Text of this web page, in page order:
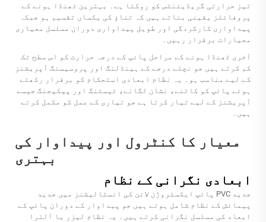
تیز حرارتی گریڈیئنٹس کو روکتا ہے۔ بہترین ٹھنڈا ہونے کے
پروفائلز یقینی بناتے ہیں کہ تناؤ کی یکساں تقسیم ہو جبکہ
پیداواری کارکردگی اور طویل پیداواری دوران مسلسل معیاری
معیارات برقرار رہیں۔
آخری ٹھنڈا ہونے کے مراحل پائپ کے درجہ حرارت کو اس سطح تک
کم کرتے ہیں جو نچلے درجے کے ہینڈلنگ اور پروسیسنگ آپریشنز
کے لیے مناسب ہو۔ یہ نظام ابعادی استحکام کو برقرار رکھتے
ہوئے پائپ کو کاٹنے، نشان لگانے، ٹیسٹنگ اور پیکیجنگ جیسے
آپریشنز کے لیے تیار کرتا ہے جو تیاری کے عمل کو مکمل کرتے
ہیں۔
معیار کا کنٹرول اور پیداوار کی
بہتری
ابعادی نگرانی کے نظام
جدید PVC پائپ ایکسٹروژن لائن کی انسٹالیشنز میں جدید
پیمائش کے نظام شامل ہوتے ہیں جو پیداوار کے دوران پائپ کے
ابعاد کی مسلسل نگرانی کرتے ہیں۔ یہ نظام لیزر یا آلترا